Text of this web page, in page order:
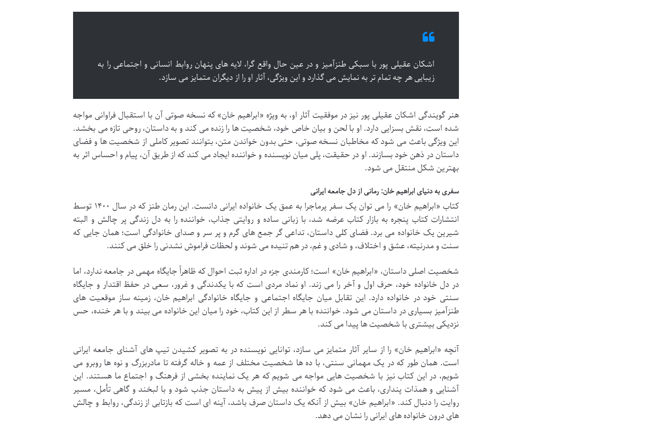
اشکان عقیلی پور با سبکی طنزآمیز و در عین حال واقع گرا، لایه های پنهان روابط انسانی و اجتماعی را به
زیبایی هر چه تمام تر به نمایش می گذارد و این ویژگی، آثار او را از دیگران متمایز می سازد.
هنر گویندگی اشکان عقیلی پور نیز در موفقیت آثار او، به ویژه «ابراهیم خان» که نسخه صوتی آن با استقبال فراوانی مواجه
شده است، نقش بسزایی دارد. او با لحن و بیان خاص خود، شخصیت ها را زنده می کند و به داستان، روحی تازه می بخشد.
این ویژگی باعث می شود که مخاطبان نسخه صوتی، حتی بدون خواندن متن، بتوانند تصویر کاملی از شخصیت ها و فضای
داستان در ذهن خود بسازند. او در حقیقت، پلی میان نویسنده و خواننده ایجاد می کند که از طریق آن، پیام و احساس اثر به
بهترین شکل منتقل می شود.
سفری به دنیای ابراهیم خان: رمانی از دل جامعه ایرانی
کتاب «ابراهیم خان» را می توان یک سفر پرماجرا به عمق یک خانواده ایرانی دانست. این رمان طنز که در سال ۱۴۰۰ توسط
انتشارات کتاب پنجره به بازار کتاب عرضه شد، با زبانی ساده و روایتی جذاب، خواننده را به دل زندگی پر چالش و البته
شیرین یک خانواده می برد. فضای کلی داستان، تداعی گر جمع های گرم و پر سر و صدای خانوادگی است؛ همان جایی که
سنت و مدرنیته، عشق و اختلاف، و شادی و غم، در هم تنیده می شوند و لحظات فراموش نشدنی را خلق می کنند.
شخصیت اصلی داستان، «ابراهیم خان» است؛ کارمندی جزء در اداره ثبت احوال که ظاهراً جایگاه مهمی در جامعه ندارد، اما
در دل خانواده خود، حرف اول و آخر را می زند. او نماد مردی است که با یکدندگی و غرور، سعی در حفظ اقتدار و جایگاه
سنتی خود در خانواده دارد. این تقابل میان جایگاه اجتماعی و جایگاه خانوادگی ابراهیم خان، زمینه ساز موقعیت های
طنزآمیز بسیاری در داستان می شود. خواننده با هر سطر از این کتاب، خود را میان این خانواده می بیند و با هر خنده، حس
نزدیکی بیشتری با شخصیت ها پیدا می کند.
آنچه «ابراهیم خان» را از سایر آثار متمایز می سازد، توانایی نویسنده در به تصویر کشیدن تیپ های آشنای جامعه ایرانی
است. همان طور که در یک مهمانی سنتی، با ده ها شخصیت مختلف از عمه و خاله گرفته تا مادربزرگ و نوه ها روبرو می
شویم، در این کتاب نیز با شخصیت هایی مواجه می شویم که هر یک نماینده بخشی از فرهنگ و اجتماع ما هستند. این
آشنایی و همذات پنداری، باعث می شود که خواننده بیش از پیش به داستان جذب شود و با لبخند و گاهی تأمل، مسیر
روایت را دنبال کند. «ابراهیم خان» بیش از آنکه یک داستان صرف باشد، آینه ای است که بازتابی از زندگی، روابط و چالش
های درون خانواده های ایرانی را نشان می دهد.